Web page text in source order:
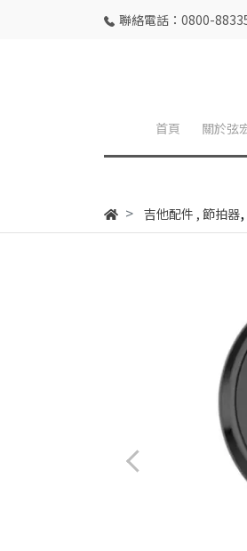
聯絡電話：0800-
首頁 關於弦
吉他配件 , 節拍器,